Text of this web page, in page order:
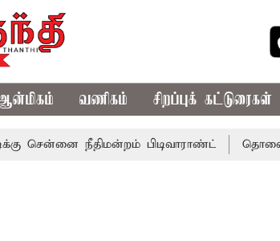
வணிகம் சிறப்புக் கட்டுரைகள்
நீதிமன்றம் பிடிவாராண்ட் தொலைநோக்கு